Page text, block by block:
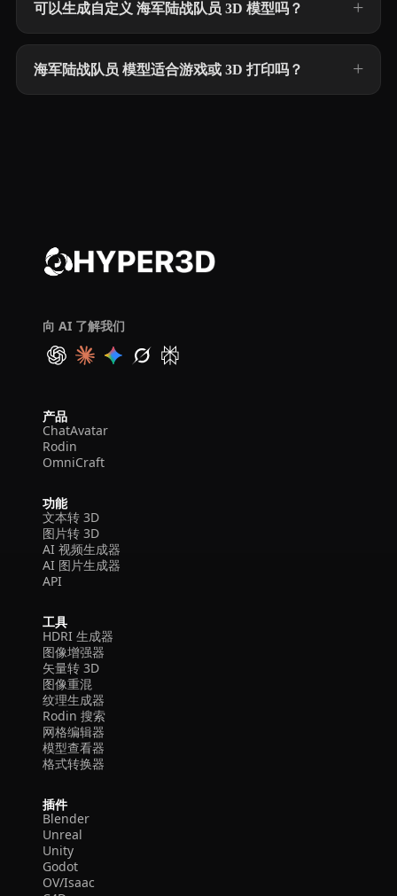
可以生成自定义 海军陆战队员 3D 模型吗？
海军陆战队员 模型适合游戏或 3D 打印吗？
向 AI 了解我们
产品
ChatAvatar
Rodin
OmniCraft
功能
文本转 3D
图片转 3D
AI 视频生成器
AI 图片生成器
API
工具
HDRI 生成器
图像增强器
矢量转 3D
图像重混
纹理生成器
Rodin 搜索
网格编辑器
模型查看器
格式转换器
插件
Blender
Unreal
Unity
Godot
OV/Isaac